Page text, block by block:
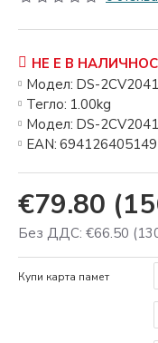
€79.80
Без ДДС: €66.50
НЕ Е В
Модел: DS-
Тегло: 1.00kg
Модел: DS-
EAN:
Купи карта памет